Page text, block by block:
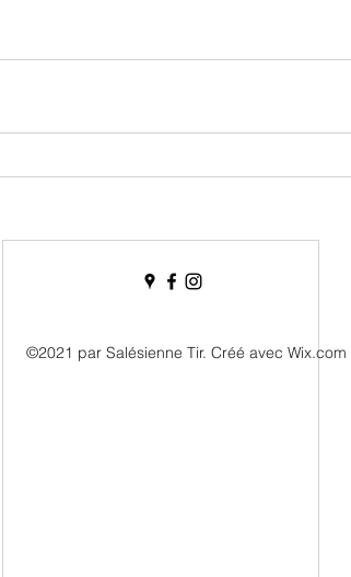
©2021 par Salésienne Tir. Créé avec Wix.com